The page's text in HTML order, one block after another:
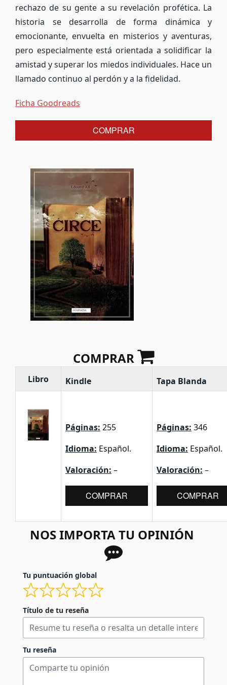
rechazo de su gente a su revelación profética. La
historia se desarrolla de forma dinámica y
emocionante, envuelta en misterios y aventuras,
pero especialmente está orientada a solidificar la
amistad y superar los miedos individuales. Hace un
llamado continuo al perdón y a la fidelidad.
Ficha Goodreads
COMPRAR
COMPRAR
Libro Kindle Tapa Blanda
Páginas: 255
Idioma: Español.
Valoración: –
COMPRAR
Páginas: 346
Idioma: Español.
Valoración: –
COMPRAR
NOS IMPORTA TU OPINIÓN
Tu puntuación global
Título de tu reseña
Tu reseña